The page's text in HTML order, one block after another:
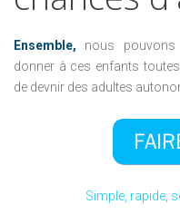
Ensemble, nous pouvons
donner à ces enfants
de devnir des adultes
Simple, rapide,